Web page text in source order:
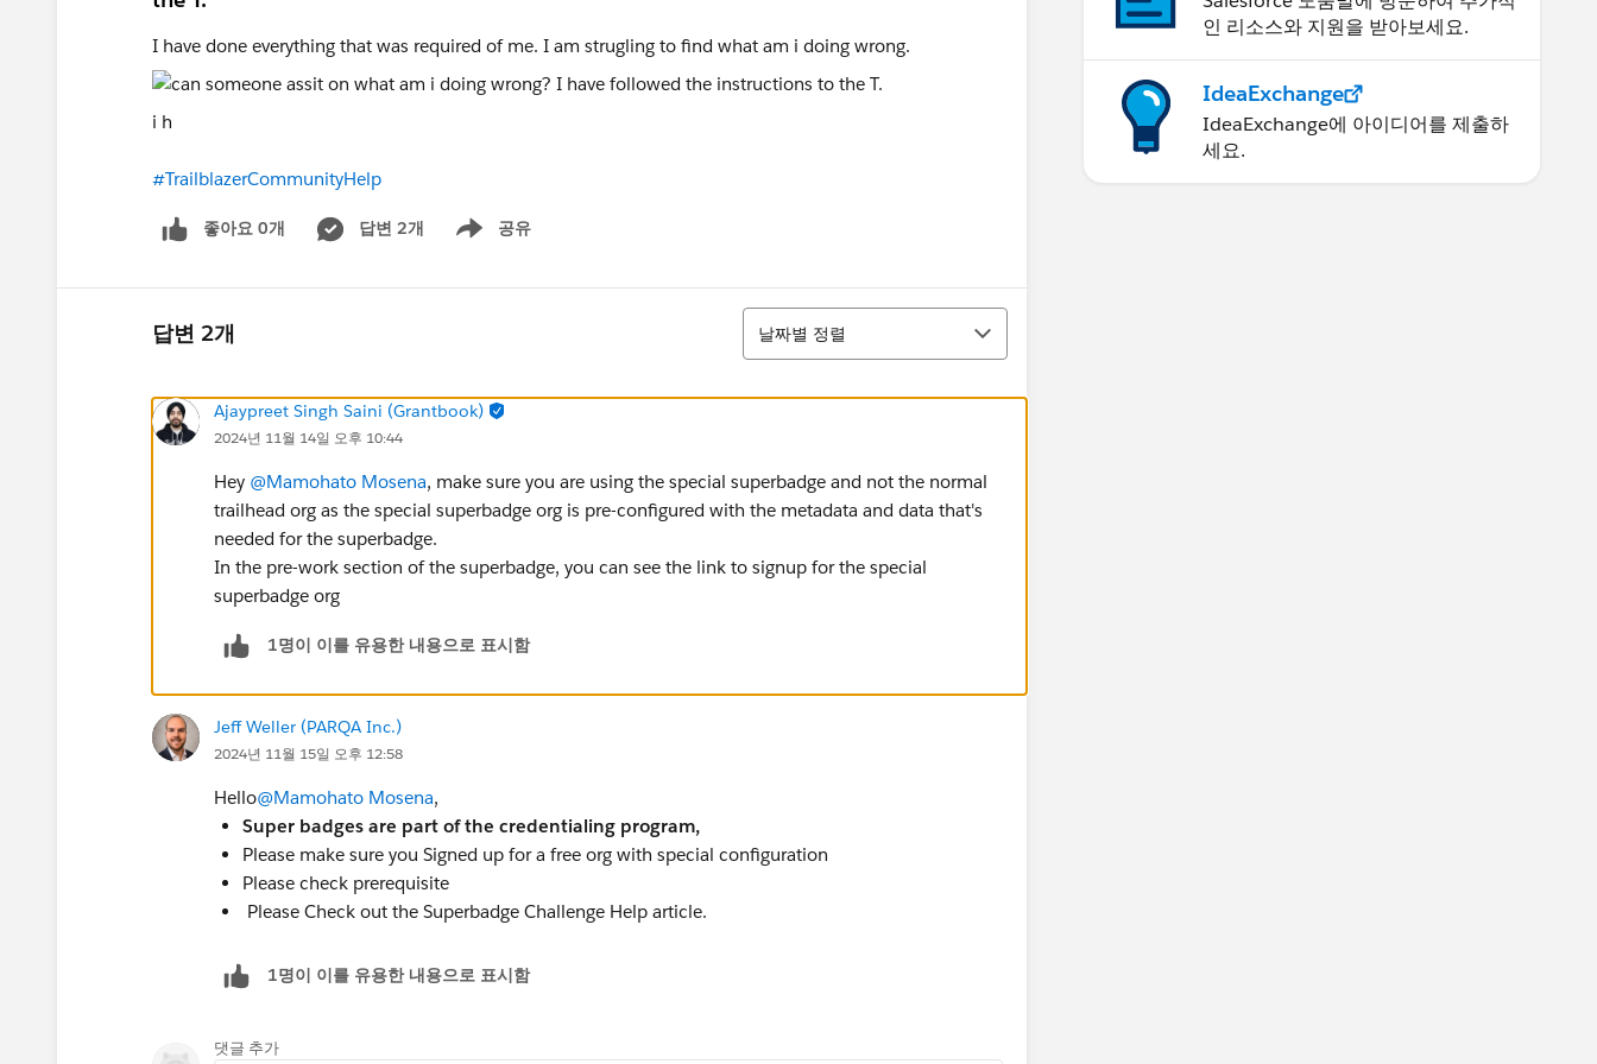
I have done everything that was required of me. I am strugling to find what am i doing wrong.
i h
#TrailblazerCommunityHelp
좋아요 0개 답변 2개 공유
Show menu
답변 2개
정렬
날짜별 정렬
Ajaypreet Singh Saini (Grantbook)
2024년 11월 14일 오후 10:44
Hey @Mamohato Mosena, make sure you are using the special superbadge and not the normal
trailhead org as the special superbadge org is pre-configured with the metadata and data that's
needed for the superbadge.
In the pre-work section of the superbadge, you can see the link to signup for the special
superbadge org
1명이 이를 유용한 내용으로 표시함
Jeff Weller (PARQA Inc.)
2024년 11월 15일 오후 12:58
Hello@Mamohato Mosena,
Super badges are part of the credentialing program,
Please make sure you Signed up for a free org with special configuration
Please check prerequisite
Please Check out the Superbadge Challenge Help article.
1명이 이를 유용한 내용으로 표시함
댓글 추가
인 리소스와 지원을 받아보세요.
IdeaExchange
IdeaExchange에 아이디어를 제출하
세요.